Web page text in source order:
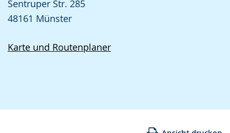
Sentruper Str. 285
48161 Münster
Karte und Routenplaner